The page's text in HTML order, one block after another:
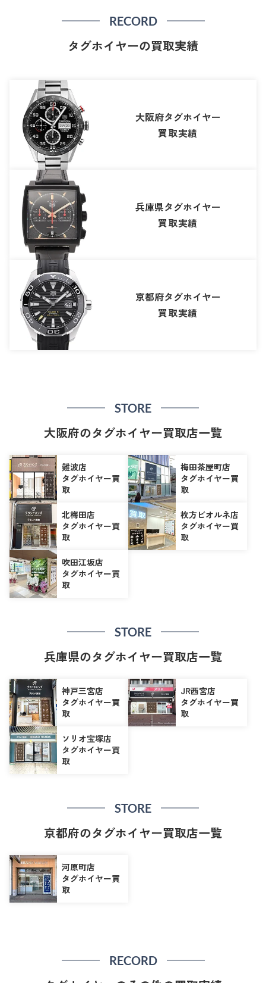
RECORD
タグホイヤーの買取実績
大阪府タグホイヤー
買取実績
兵庫県タグホイヤー
買取実績
京都府タグホイヤー
買取実績
STORE
大阪府のタグホイヤー買取店一覧
難波店
タグホイヤー買
取
梅田茶屋町店
タグホイヤー買
取
北梅田店
タグホイヤー買
取
枚方ビオルネ店
タグホイヤー買
取
吹田江坂店
タグホイヤー買
取
STORE
兵庫県のタグホイヤー買取店一覧
神戸三宮店
タグホイヤー買
取
JR西宮店
タグホイヤー買
取
ソリオ宝塚店
タグホイヤー買
取
STORE
京都府のタグホイヤー買取店一覧
河原町店
タグホイヤー買
取
RECORD